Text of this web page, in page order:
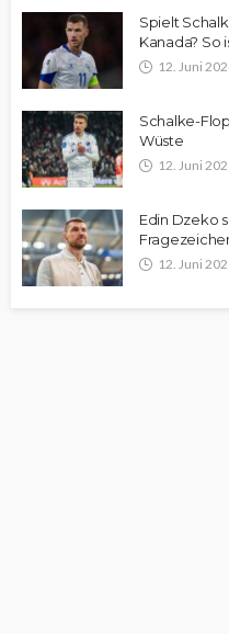
Spielt
Kanada? So
12. Juni
Schalke-
Wüste
12. Juni
Edin Dzeko
12. Juni